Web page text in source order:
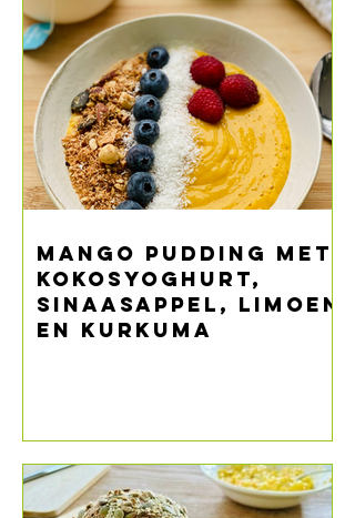
Mango pudding met
kokosyoghurt,
sinaasappel, limoen
en kurkuma